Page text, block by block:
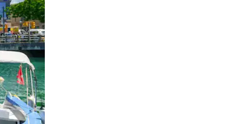
την εξερευνήσετε με την αφή ή να τη σύρετε με τα δάχτυλα.